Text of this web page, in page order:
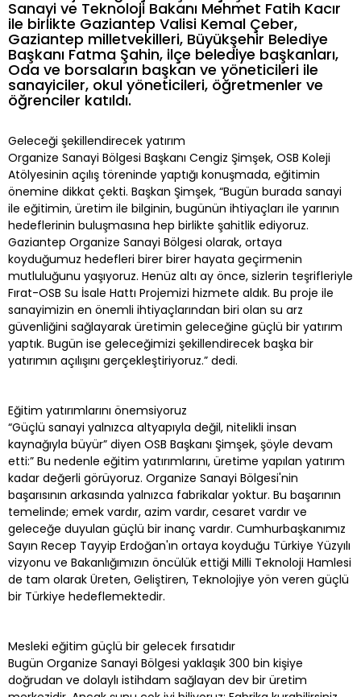
Sanayi ve Teknoloji Bakanı Mehmet Fatih Kacır
ile birlikte Gaziantep Valisi Kemal Çeber,
Gaziantep milletvekilleri, Büyükşehir Belediye
Başkanı Fatma Şahin, ilçe belediye başkanları,
Oda ve borsaların başkan ve yöneticileri ile
sanayiciler, okul yöneticileri, öğretmenler ve
öğrenciler katıldı.
Geleceği şekillendirecek yatırım
Organize Sanayi Bölgesi Başkanı Cengiz Şimşek, OSB Koleji
Atölyesinin açılış töreninde yaptığı konuşmada, eğitimin
önemine dikkat çekti. Başkan Şimşek, “Bugün burada sanayi
ile eğitimin, üretim ile bilginin, bugünün ihtiyaçları ile yarının
hedeflerinin buluşmasına hep birlikte şahitlik ediyoruz.
Gaziantep Organize Sanayi Bölgesi olarak, ortaya
koyduğumuz hedefleri birer birer hayata geçirmenin
mutluluğunu yaşıyoruz. Henüz altı ay önce, sizlerin teşrifleriyle
Fırat-OSB Su İsale Hattı Projemizi hizmete aldık. Bu proje ile
sanayimizin en önemli ihtiyaçlarından biri olan su arz
güvenliğini sağlayarak üretimin geleceğine güçlü bir yatırım
yaptık. Bugün ise geleceğimizi şekillendirecek başka bir
yatırımın açılışını gerçekleştiriyoruz.” dedi.
Eğitim yatırımlarını önemsiyoruz
“Güçlü sanayi yalnızca altyapıyla değil, nitelikli insan
kaynağıyla büyür” diyen OSB Başkanı Şimşek, şöyle devam
etti:” Bu nedenle eğitim yatırımlarını, üretime yapılan yatırım
kadar değerli görüyoruz. Organize Sanayi Bölgesi'nin
başarısının arkasında yalnızca fabrikalar yoktur. Bu başarının
temelinde; emek vardır, azim vardır, cesaret vardır ve
geleceğe duyulan güçlü bir inanç vardır. Cumhurbaşkanımız
Sayın Recep Tayyip Erdoğan'ın ortaya koyduğu Türkiye Yüzyılı
vizyonu ve Bakanlığımızın öncülük ettiği Milli Teknoloji Hamlesi
de tam olarak Üreten, Geliştiren, Teknolojiye yön veren güçlü
bir Türkiye hedeflemektedir.
Mesleki eğitim güçlü bir gelecek fırsatıdır
Bugün Organize Sanayi Bölgesi yaklaşık 300 bin kişiye
doğrudan ve dolaylı istihdam sağlayan dev bir üretim